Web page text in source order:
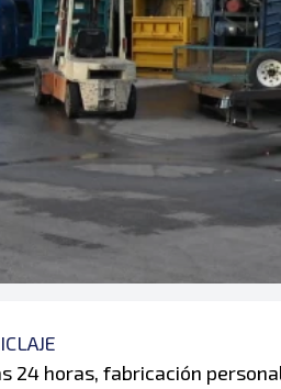
24 horas, fabricación